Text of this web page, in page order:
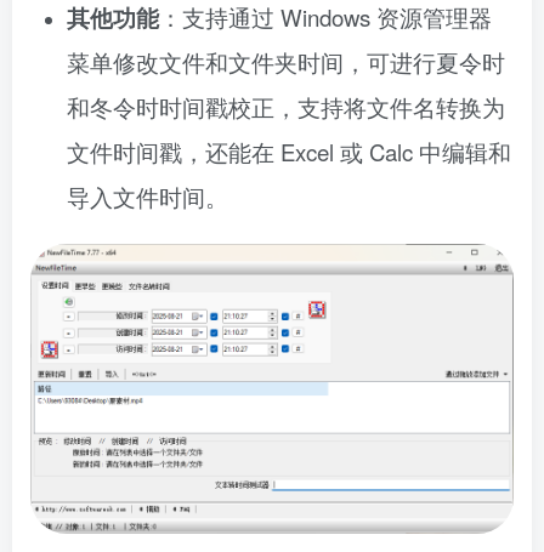
其他功能：支持通过 Windows 资源管理器
菜单修改文件和文件夹时间，可进行夏令时
和冬令时时间戳校正，支持将文件名转换为
文件时间戳，还能在 Excel 或 Calc 中编辑和
导入文件时间。